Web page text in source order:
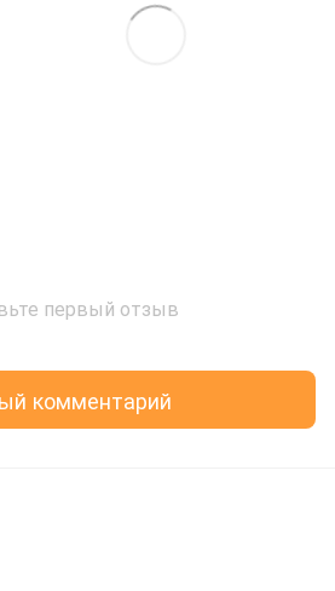
первый отзыв
комментарий